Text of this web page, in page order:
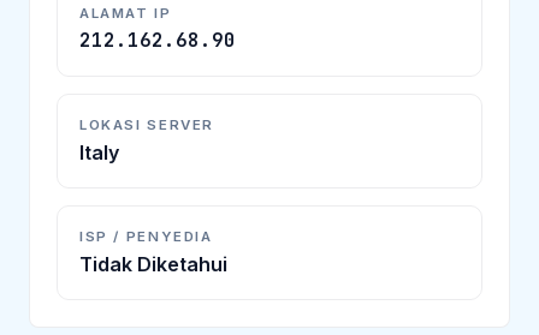
ALAMAT IP
212.162.68.90
LOKASI SERVER
Italy
ISP / PENYEDIA
Tidak Diketahui